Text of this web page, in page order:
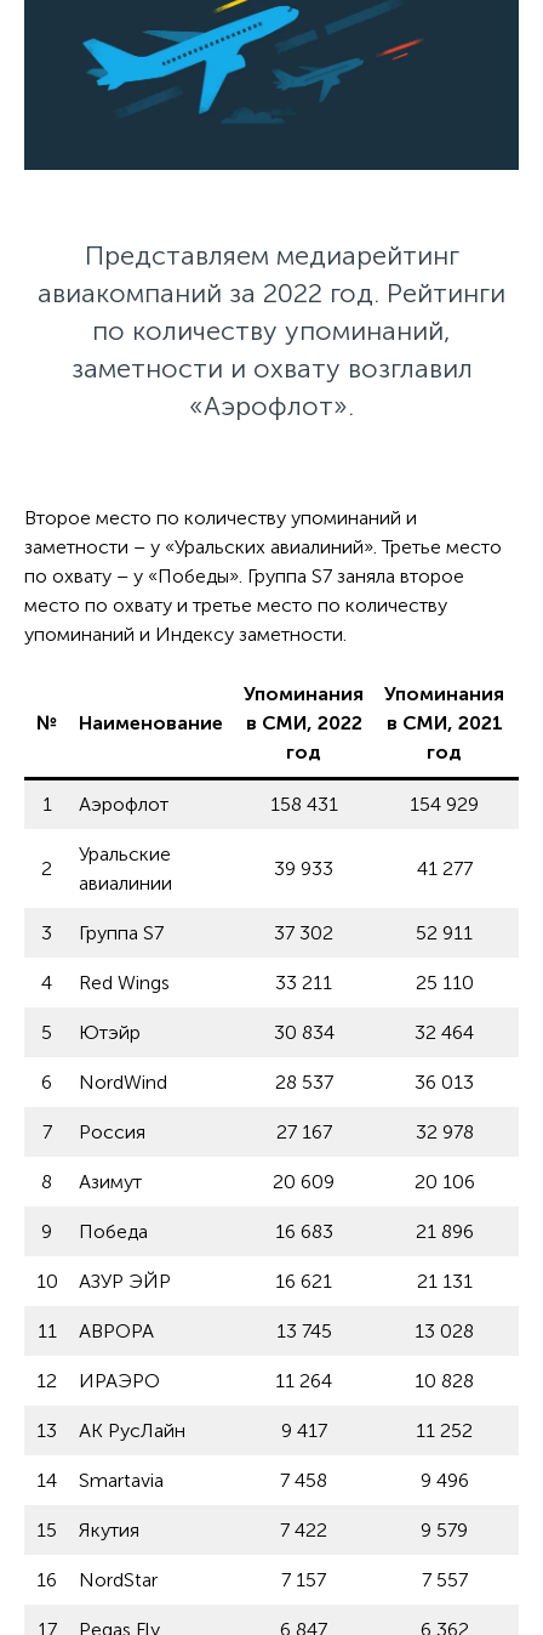
Представляем медиарейтинг
авиакомпаний за 2022 год. Рейтинги
по количеству упоминаний,
заметности и охвату возглавил
«Аэрофлот».
Второе место по количеству упоминаний и
заметности – у «Уральских авиалиний». Третье место
по охвату – у «Победы». Группа S7 заняла второе
место по охвату и третье место по количеству
упоминаний и Индексу заметности.
№ Наименование
Упоминания
в СМИ, 2022
год
Упоминания
в СМИ, 2021
год
1 Аэрофлот 158 431 154 929
2
Уральские
авиалинии
39 933 41 277
3 Группа S7 37 302 52 911
4 Red Wings 33 211 25 110
5 Ютэйр 30 834 32 464
6 NordWind 28 537 36 013
7 Россия 27 167 32 978
8 Азимут 20 609 20 106
9 Победа 16 683 21 896
10 АЗУР ЭЙР 16 621 21 131
11 АВРОРА 13 745 13 028
12 ИРАЭРО 11 264 10 828
13 АК РусЛайн 9 417 11 252
14 Smartavia 7 458 9 496
15 Якутия 7 422 9 579
16 NordStar 7 157 7 557
17 Pegas Fly 6 847 6 362